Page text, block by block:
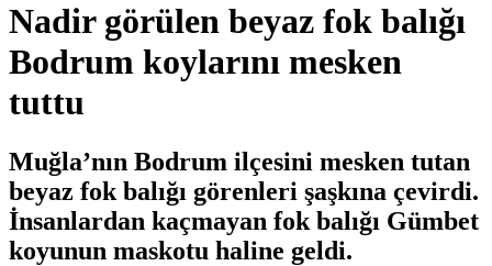
Nadir görülen beyaz fok balığı
Bodrum koylarını mesken
tuttu
Muğla’nın Bodrum ilçesini mesken tutan
beyaz fok balığı görenleri şaşkına çevirdi.
İnsanlardan kaçmayan fok balığı Gümbet
koyunun maskotu haline geldi.